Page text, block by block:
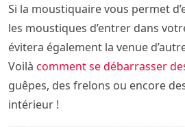
Si la moustiquaire vous permet
les moustiques d’entrer dans
évitera également la venue
Voilà comment se débarrasser
guêpes, des frelons ou encore
intérieur !